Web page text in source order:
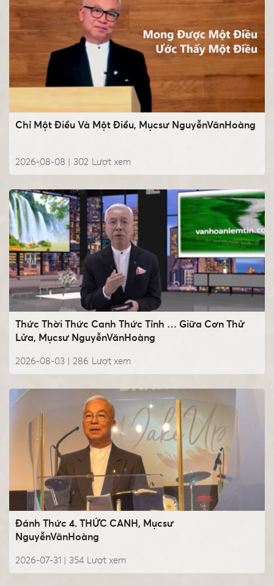
Chỉ Một Điều Và Một Điều, Mụcsư NguyễnVănHoàng
2026-08-08 | Lượt xem
302
Thức Thời Thức Canh Thức Tỉnh … Giữa Cơn Thử
Lửa, Mụcsư NguyễnVănHoàng
2026-08-03 | Lượt xem
286
Đánh Thức 4. THỨC CANH, Mụcsư
NguyễnVănHoàng
2026-07-31 | Lượt xem
354